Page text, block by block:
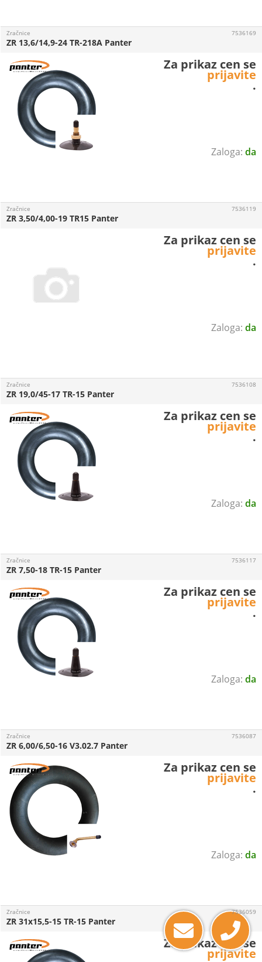
da
Zračnice
ZR 13,6/14,9-24 TR-218A Panter
7536169
Za prikaz cen se
prijavite
.
da
Zračnice
ZR 3,50/4,00-19 TR15 Panter
7536119
Za prikaz cen se
prijavite
.
da
Zračnice
ZR 19,0/45-17 TR-15 Panter
7536108
Za prikaz cen se
prijavite
.
da
Zračnice
ZR 7,50-18 TR-15 Panter
7536117
Za prikaz cen se
prijavite
.
da
Zračnice
ZR 6,00/6,50-16 V3.02.7 Panter
7536087
Za prikaz cen se
prijavite
.
Zračnice
ZR 31x15,5-15 TR-15 Panter
7536059
Za prikaz cen se
prijavite